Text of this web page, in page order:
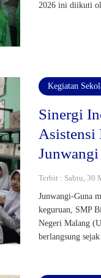
2026 ini diikuti
Kegiatan
Sinergi
Asistensi
Junwangi
Terbit : Sabtu, 30
Junwangi-Guna
keguruan, SMP
Negeri Malang
berlangsung sejak